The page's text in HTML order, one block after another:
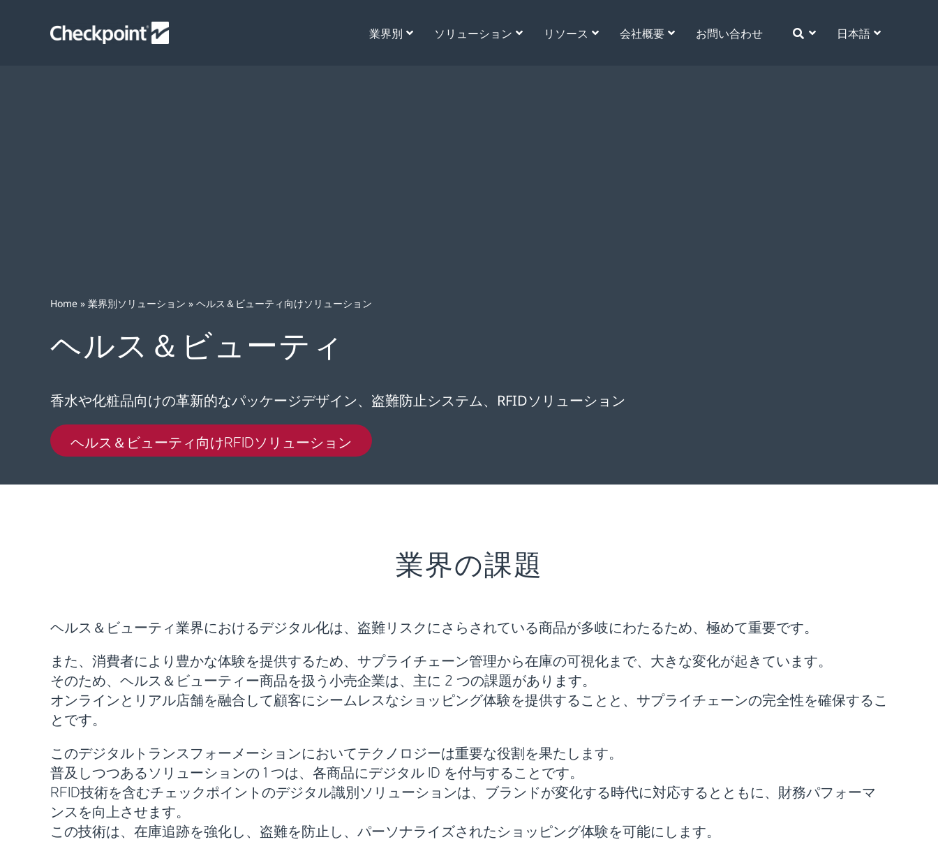
業界別 ソリューション リソース 会社概要 お問い合わせ 日本語
Home » 業界別ソリューション » ヘルス＆ビューティ向けソリューション
ヘルス＆ビューティ
香水や化粧品向けの革新的なパッケージデザイン、盗難防止システム、RFIDソリューション
ヘルス＆ビューティ向けRFIDソリューション
業界の課題
ヘルス＆ビューティ業界におけるデジタル化は、盗難リスクにさらされている商品が多岐にわたるため、極めて重要です。
また、消費者により豊かな体験を提供するため、サプライチェーン管理から在庫の可視化まで、大きな変化が起きています。
そのため、ヘルス＆ビューティー商品を扱う小売企業は、主に 2 つの課題があります。
オンラインとリアル店舗を融合して顧客にシームレスなショッピング体験を提供することと、サプライチェーンの完全性を確保するこ
とです。
このデジタルトランスフォーメーションにおいてテクノロジーは重要な役割を果たします。
普及しつつあるソリューションの 1 つは、各商品にデジタル ID を付与することです。
RFID技術を含むチェックポイントのデジタル識別ソリューションは、ブランドが変化する時代に対応するとともに、財務パフォーマ
ンスを向上させます。
この技術は、在庫追跡を強化し、盗難を防止し、パーソナライズされたショッピング体験を可能にします。